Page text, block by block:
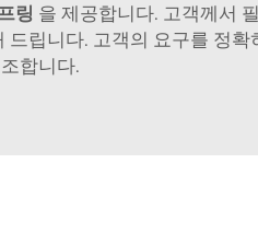
링 을 제공합니다. 고객께서
립니다. 고객의 요구를 정
합니다.